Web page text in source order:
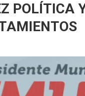
POLÍTICA